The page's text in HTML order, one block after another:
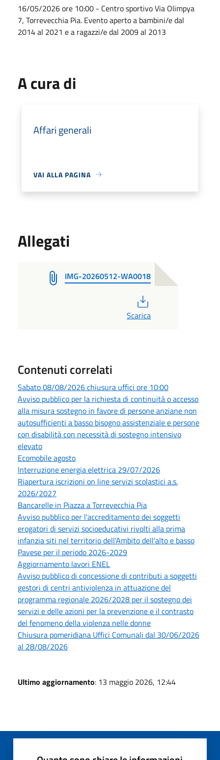
16/05/2026 ore 10:00 - Centro sportivo Via Olimpya
7, Torrevecchia Pia. Evento aperto a bambini/e dal
2014 al 2021 e a ragazzi/e dal 2009 al 2013
A cura di
Affari generali
VAI ALLA PAGINA
Allegati
IMG-20260512-WA0018
Scarica
Contenuti correlati
Sabato 08/08/2026 chiusura uffici ore 10:00
Avviso pubblico per la richiesta di continuità o accesso
alla misura sostegno in favore di persone anziane non
autosufficienti a basso bisogno assistenziale e persone
con disabilità con necessità di sostegno intensivo
elevato
Ecomobile agosto
Interruzione energia elettrica 29/07/2026
Riapertura iscrizioni on line servizi scolastici a.s.
2026/2027
Bancarelle in Piazza a Torrevecchia Pia
Avviso pubblico per l'accreditamento dei soggetti
erogatori di servizi socioeducativi rivolti alla prima
infanzia siti nel territorio dell'Ambito dell'alto e basso
Pavese per il periodo 2026-2029
Aggiornamento lavori ENEL
Avviso pubblico di concessione di contributi a soggetti
gestori di centri antiviolenza in attuazione del
programma regionale 2026/2028 per il sostegno dei
servizi e delle azioni per la prevenzione e il contrasto
del fenomeno della violenza nelle donne
Chiusura pomeridiana Uffici Comunali dal 30/06/2026
al 28/08/2026
Ultimo aggiornamento: 13 maggio 2026, 12:44